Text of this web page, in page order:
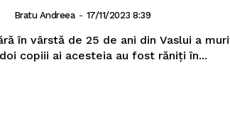
Bratu Andreea - 17/11/2023 8:39
în vârstă de 25 de ani din Vaslui a
copiii ai acesteia au fost răniţi în...